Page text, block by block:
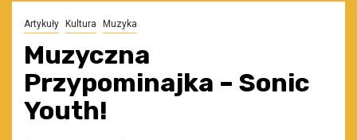
Artykuły Kultura Muzyka
Muzyczna
Przypominajka – Sonic
Youth!